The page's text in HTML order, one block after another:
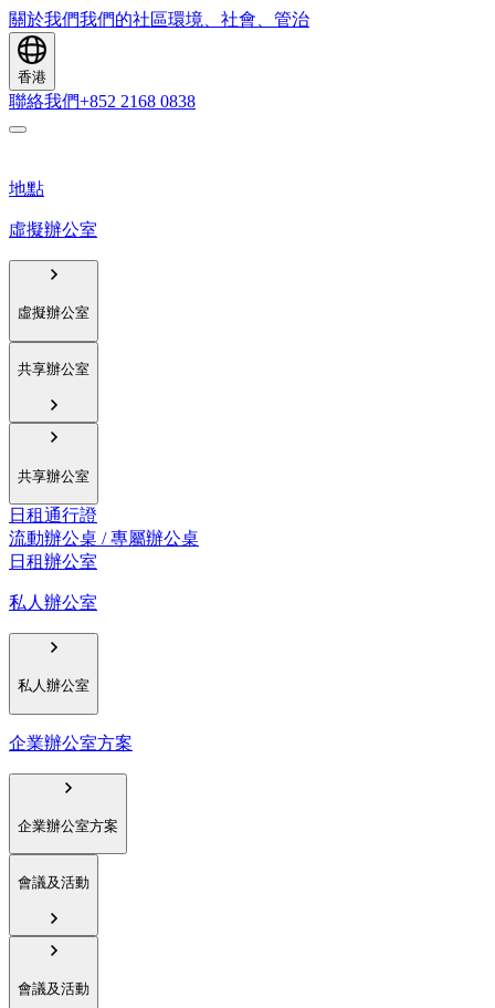
關於我們我們的社區環境、社會、管治
香港
聯絡我們+852 2168 0838
地點
虛擬辦公室
虛擬辦公室
共享辦公室
共享辦公室
日租通行證
流動辦公桌 / 專屬辦公桌
日租辦公室
私人辦公室
私人辦公室
企業辦公室方案
企業辦公室方案
會議及活動
會議及活動